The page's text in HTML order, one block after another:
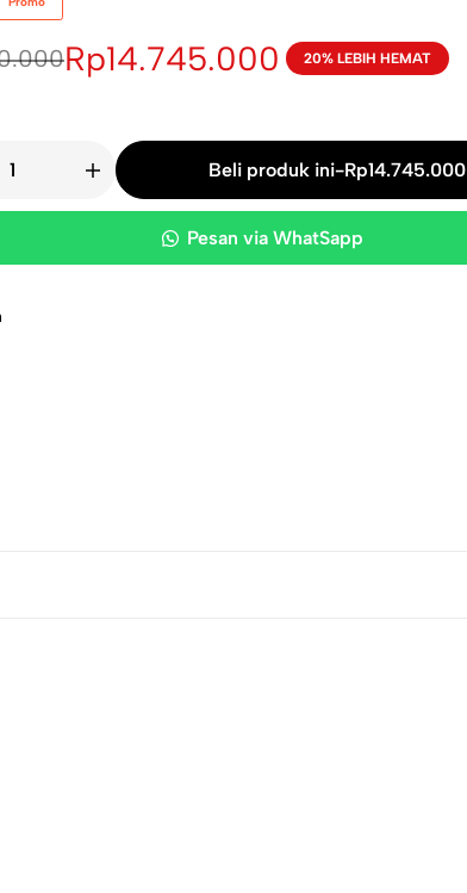
Rp14.745.000 20% LEBIH HEMAT
Beli produk ini-Rp14.745.000
Pesan via WhatSapp